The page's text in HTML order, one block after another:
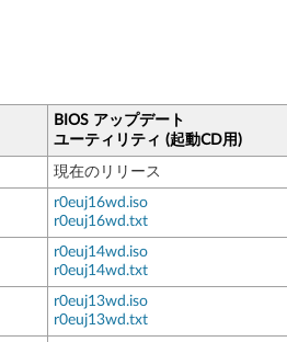
BIOS アップデート
ユーティリティ (起動CD用)
現在のリリース
r0euj16wd.iso
r0euj16wd.txt
r0euj14wd.iso
r0euj14wd.txt
r0euj13wd.iso
r0euj13wd.txt